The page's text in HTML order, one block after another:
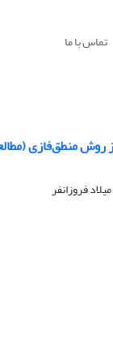
تماس با ما
روش منطق‌فازی
فروزانفر